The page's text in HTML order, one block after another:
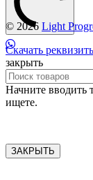
© 2026 Light
Скачать
закрыть
Начните вводить
ищете.
ЗАКРЫТЬ